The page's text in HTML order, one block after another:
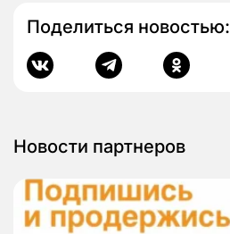
Поделиться новостью:
Новости партнеров